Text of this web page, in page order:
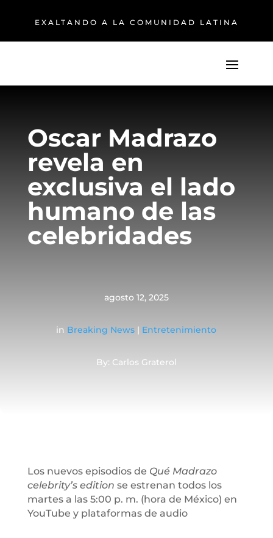
EXALTANDO A LA COMUNIDAD LATINA
Oscar Madrazo
revela en
exclusiva el lado
humano de las
celebridades
agosto 12, 2025
in Breaking News | Entretenimiento
By: Carlos Graterol
Los nuevos episodios de Qué Madrazo
celebrity’s edition se estrenan todos los
martes a las 5:00 p. m. (hora de México) en
YouTube y plataformas de audio